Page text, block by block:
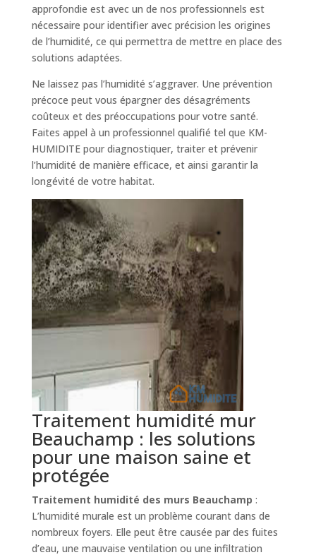
approfondie est avec un de nos professionnels est
nécessaire pour identifier avec précision les origines
de l’humidité, ce qui permettra de mettre en place des
solutions adaptées.
Ne laissez pas l’humidité s’aggraver. Une prévention
précoce peut vous épargner des désagréments
coûteux et des préoccupations pour votre santé.
Faites appel à un professionnel qualifié tel que KM-
HUMIDITE pour diagnostiquer, traiter et prévenir
l’humidité de manière efficace, et ainsi garantir la
longévité de votre habitat.
Traitement humidité mur
Beauchamp : les solutions
pour une maison saine et
protégée
Traitement humidité des murs Beauchamp :
L’humidité murale est un problème courant dans de
nombreux foyers. Elle peut être causée par des fuites
d’eau, une mauvaise ventilation ou une infiltration